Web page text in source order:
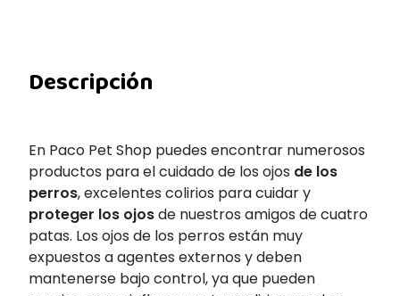
Descripción
En Paco Pet Shop puedes encontrar numerosos
productos para el cuidado de los ojos de los
perros, excelentes colirios para cuidar y
proteger los ojosde nuestros amigos de cuatro
patas. Los ojos de los perros están muy
expuestos a agentes externos y deben
mantenerse bajo control, ya que pueden